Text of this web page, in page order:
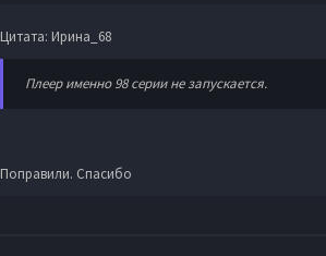
Цитата: Ирина_68
Плеер именно 98 серии не запускается.
Поправили. Спасибо